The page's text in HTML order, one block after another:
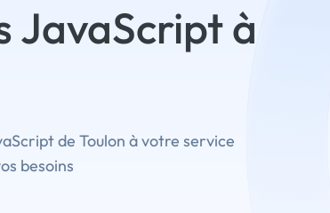
JavaScript à
de Toulon à votre service
besoins